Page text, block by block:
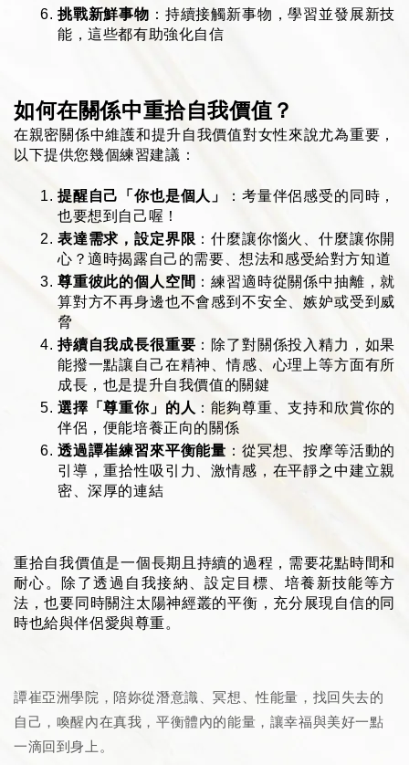
挑戰新鮮事物 ：持續接觸新事物，學習並發展新技
能，這些都有助強化自信
如何在關係中重拾自我價值？
在親密關係中維護和提升自我價值對女性來說尤為重要，
以下提供您幾個練習建議：
提醒自己「你也是個人」
：考量伴侶感受的同時，
也要想到自己喔！
表達需求，設定界限 ：什麼讓你惱火、什麼讓你開
心？適時揭露自己的需要、想法和感受給對方知道
尊重彼此的個人空間 ：練習適時從關係中抽離，就
算對方不再身邊也不會感到不安全、嫉妒或受到威
脅
持續自我成長很重要 ：除了對關係投入精力，如果
能撥一點讓自己在精神、情感、心理上等方面有所
成長，也是提升自我價值的關鍵
選擇「尊重你」的人 ：能夠尊重、支持和欣賞你的
伴侶，便能培養正向的關係
透過譚崔練習來平衡能量 ：從冥想、按摩等活動的
引導，重拾性吸引力、激情感，在平靜之中建立親
密、深厚的連結
重拾自我價值是一個長期且持續的過程，需要花點時間和
耐心。除了透過自我接納、設定目標、培養新技能等方
法，也要同時關注太陽神經叢的平衡，充分展現自信的同
時也給與伴侶愛與尊重。
譚崔亞洲學院，陪妳從潛意識、冥想、性能量，找回失去的
自己，喚醒內在真我，平衡體內的能量，讓幸福與美好一點
一滴回到身上。